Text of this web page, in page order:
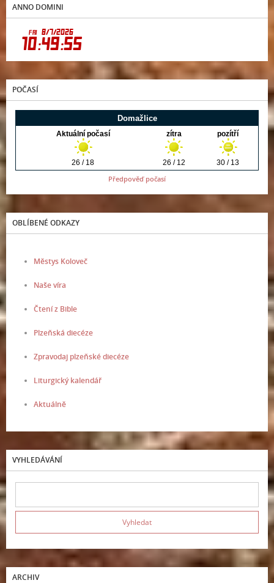
ANNO DOMINI
POČASÍ
Předpověď počasí
OBLÍBENÉ ODKAZY
Městys Koloveč
Naše víra
Čtení z Bible
Plzeňská diecéze
Zpravodaj plzeňské diecéze
Liturgický kalendář
Aktuálně
VYHLEDÁVÁNÍ
ARCHIV